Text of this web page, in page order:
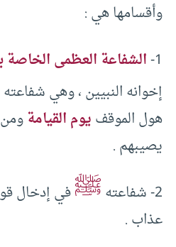
وأقسامها هي :
1- الشفاعة العظمى الخاصة
إخوانه النبيين ، وهي شفاعته
هول الموقفيوم القيامة
يصيبهم .
2- شفاعته
ﷺفي إدخال
عذاب .